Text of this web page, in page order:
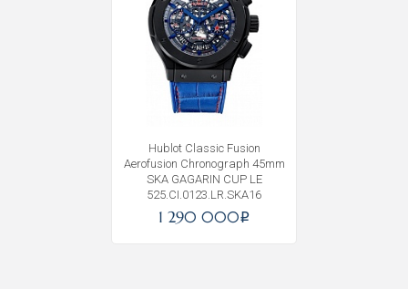
Hublot Classic Fusion
Aerofusion Chronograph 45mm
SKA GAGARIN CUP LE
525.CI.0123.LR.SKA16
1 290 000i
Получать на почту